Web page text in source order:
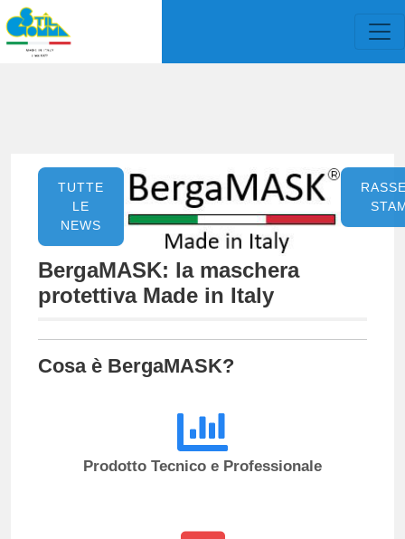
TUTTE
LE
NEWS
BergaMASK: la maschera
protettiva Made in Italy
Cosa è BergaMASK?
Prodotto Tecnico e Professionale